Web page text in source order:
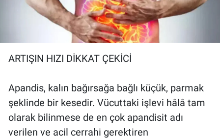
ARTIŞIN HIZI DİKKAT ÇEKİCİ
Apandis, kalın bağırsağa bağlı küçük, parmak
şeklinde bir kesedir. Vücuttaki işlevi hâlâ tam
olarak bilinmese de en çok apandisit adı
verilen ve acil cerrahi gerektiren
Yerel Gündem
Yerel Yaşam
Canlı Yayın